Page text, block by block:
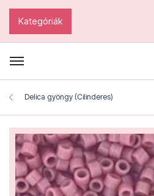
Kategóriák
Delica gyöngy (Cilinderes)